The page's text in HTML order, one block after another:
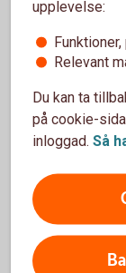
Vill ni
bankkontor.
Frågor?
upplevelse:
Relevant
Du kan ta
på cookie-
inloggad. Så